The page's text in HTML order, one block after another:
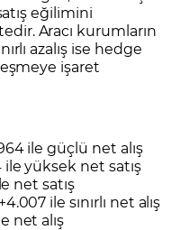
eğilimini
Aracı kurumların
azalış ise hedge
işaret
ile güçlü net alış
ile yüksek net satış
net satış
+4.007 ile sınırlı net alış
net alış